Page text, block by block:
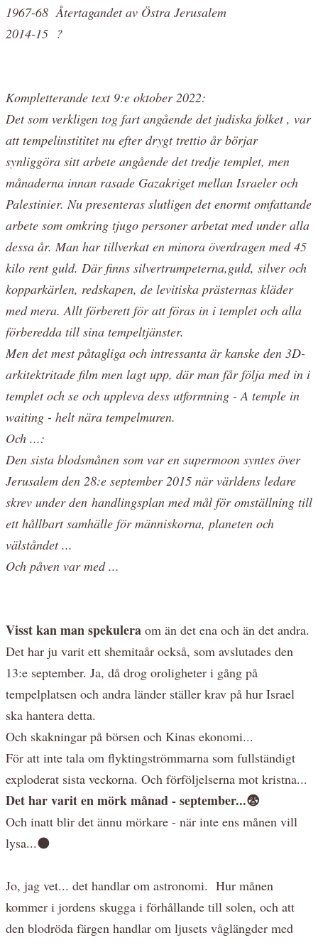
1967-68 Återtagandet av Östra Jerusalem
2014-15 ?
Kompletterande text 9:e oktober 2022:
Det som verkligen tog fart angående det judiska folket , var
att tempelinstititet nu efter drygt trettio år börjar
synliggöra sitt arbete angående det tredje templet, men
månaderna innan rasade Gazakriget mellan Israeler och
Palestinier. Nu presenteras slutligen det enormt omfattande
arbete som omkring tjugo personer arbetat med under alla
dessa år. Man har tillverkat en minora överdragen med 45
kilo rent guld. Där finns silvertrumpeterna,guld, silver och
kopparkärlen, redskapen, de levitiska prästernas kläder
med mera. Allt förberett för att föras in i templet och alla
förberedda till sina tempeltjänster.
Men det mest påtagliga och intressanta är kanske den 3D-
arkitektritade film men lagt upp, där man får följa med in i
templet och se och uppleva dess utformning - A temple in
waiting - helt nära tempelmuren.
Och ...:
Den sista blodsmånen som var en supermoon syntes över
Jerusalem den 28:e september 2015 när världens ledare
skrev under den handlingsplan med mål för omställning till
ett hållbart samhälle för människorna, planeten och
välståndet ...
Och påven var med ...
Visst kan man spekulera om än det ena och än det andra.
Det har ju varit ett shemitaår också, som avslutades den
13:e september. Ja, då drog oroligheter i gång på
tempelplatsen och andra länder ställer krav på hur Israel
ska hantera detta.
Och skakningar på börsen och Kinas ekonomi...
För att inte tala om flyktingströmmarna som fullständigt
exploderat sista veckorna. Och förföljelserna mot kristna...
Det har varit en mörk månad - september...😨
Och inatt blir det ännu mörkare - när inte ens månen vill
lysa...🌑
Jo, jag vet... det handlar om astronomi. Hur månen
kommer i jordens skugga i förhållande till solen, och att
den blodröda färgen handlar om ljusets våglängder med